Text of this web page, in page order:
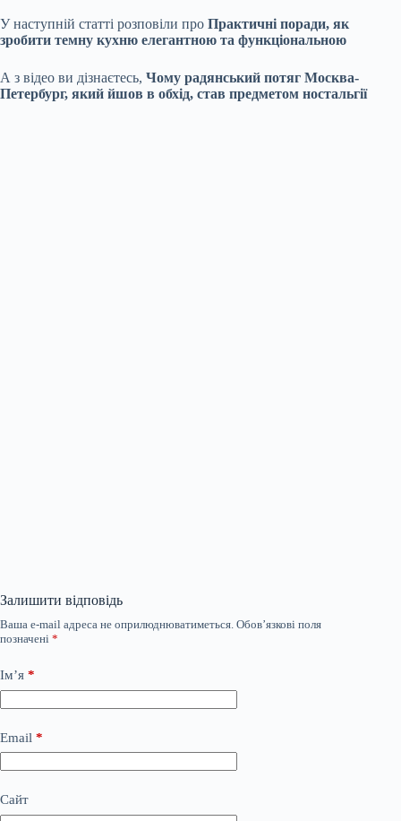
У наступній статті розповіли про Практичні поради, як
зробити темну кухню елегантною та функціональною
А з відео ви дізнаєтесь, Чому радянський потяг Москва-
Петербург, який йшов в обхід, став предметом ностальгії
Залишити відповідь
Ваша e-mail адреса не оприлюднюватиметься. Обов’язкові поля
позначені *
Ім’я *
Email *
Сайт